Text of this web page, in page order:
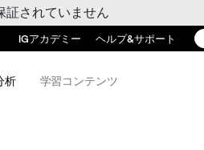
証されていません
IGアカデミー ヘルプ&サポート
析 学習コンテンツ